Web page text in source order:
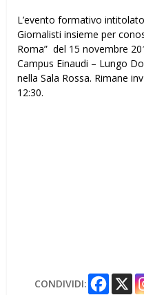
L’evento formativo
Giornalisti insieme per
Roma” del 15 novembre
Campus Einaudi – Lungo
nella Sala Rossa. Rimane
12:30.
CONDIVIDI: